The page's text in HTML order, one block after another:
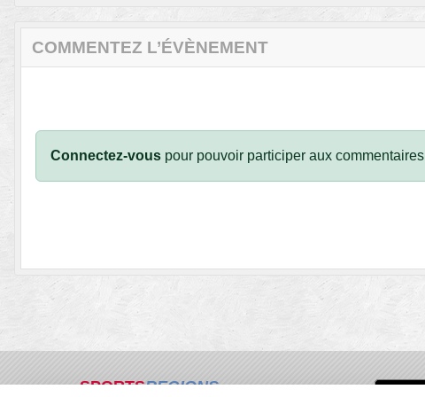
COMMENTEZ L’ÉVÈNEMENT
Connectez-vous pour pouvoir participer aux
SPORTSREGIONS